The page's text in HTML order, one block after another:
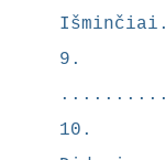
nesupratin
gumą ir
pabrėžiant
9.